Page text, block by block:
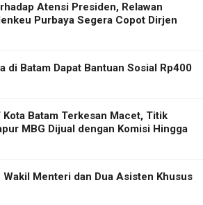
Atensi Presiden, Relawan
Purbaya Segera Copot Dirjen
di Batam Dapat Bantuan Sosial Rp400
Kota Batam Terkesan Macet, Titik
MBG Dijual dengan Komisi Hingga
Menteri dan Dua Asisten Khusus